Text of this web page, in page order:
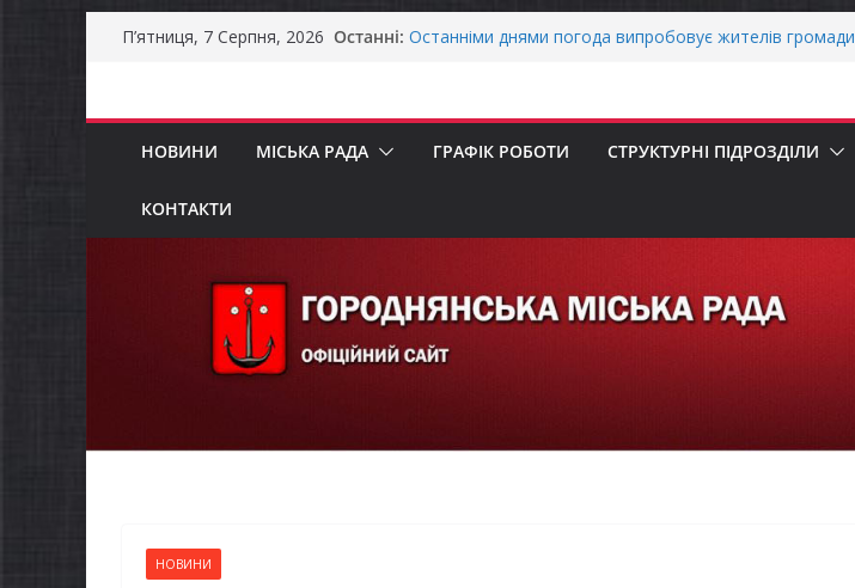
Перейти
П’ятниця, 7 Серпня, 2026 Останні: Останніми днями погода випробовує жителів громади
До уваги представників бізнесу!
НОВИНИ МІСЬКА РАДА ГРАФІК РОБОТИ СТРУКТУРНІ ПІДРОЗДІЛИ
КОНТАКТИ
НОВИНИ